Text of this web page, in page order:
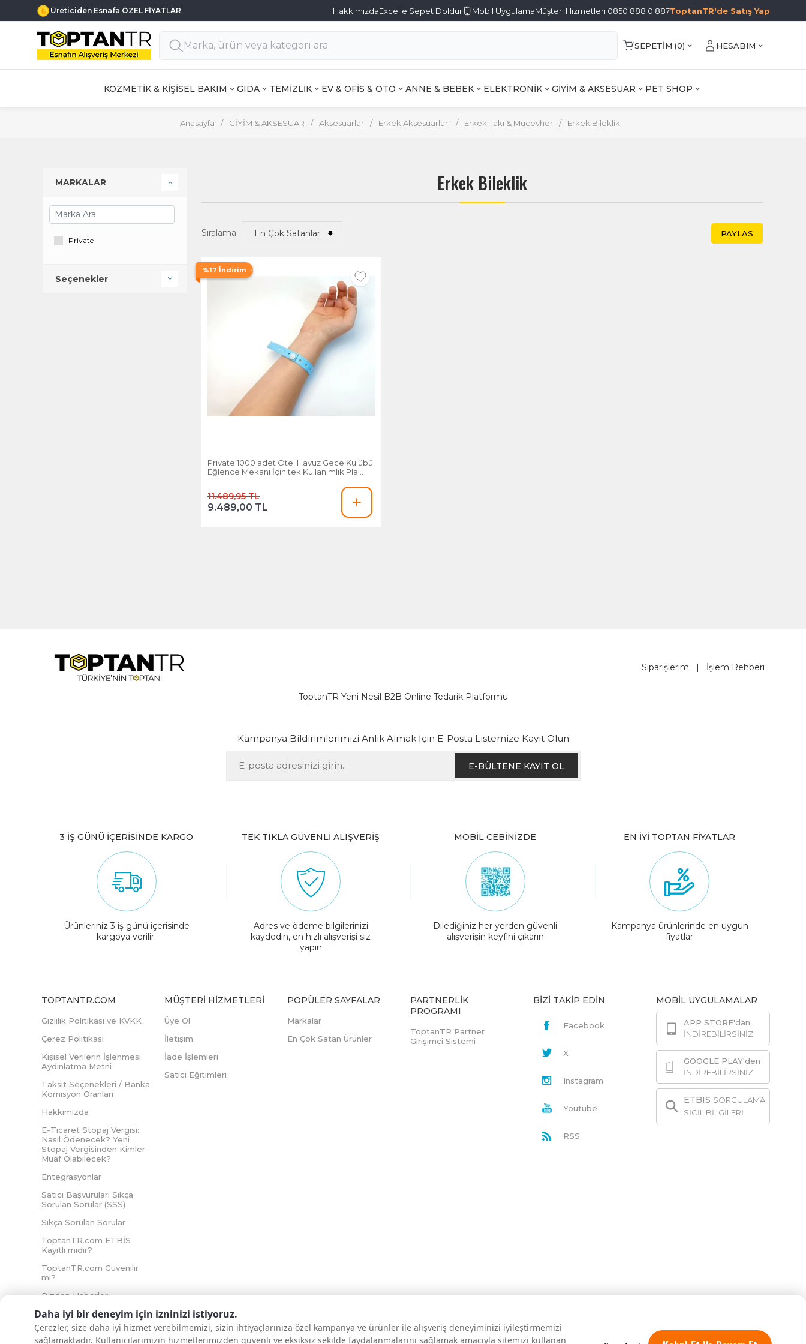
Daha iyi bir deneyim için izninizi istiyoruz.
Çerezler, size daha iyi hizmet verebilmemizi, sizin ihtiyaçlarınıza özel kampanya ve ürünler ile alışveriş deneyiminizi iyileştirmemizi
sağlamaktadır. Kullanıcılarımızın hizmetlerimizden güvenli ve eksiksiz şekilde faydalanmalarını sağlamak amacıyla sitemizi kullanan
Üreticiden Esnafa ÖZEL FİYATLAR HakkımızdaExcelle Sepet Doldur Mobil UygulamaMüşteri Hizmetleri 0850 888 0 887ToptanTR'de Satış Yap
SEPETIM (0) HESABIM
KOZMETİK & KİŞİSEL BAKIM GIDA TEMİZLİK EV & OFİS & OTO ANNE & BEBEK ELEKTRONİK GİYİM & AKSESUAR PET SHOP
Anasayfa / GİYİM & AKSESUAR / Aksesuarlar / Erkek Aksesuarları / Erkek Takı & Mücevher / Erkek Bileklik
Erkek Bileklik
Sıralama PAYLAS
%17 İndirim
Private 1000 adet Otel Havuz Gece Kulübü
Eğlence Mekanı İçin tek Kullanımlık Plastik
11.489,95 TL
9.489,00 TL
MARKALAR
Private
Seçenekler
Siparişlerim | İşlem Rehberi
ToptanTR Yeni Nesil B2B Online Tedarik Platformu
Kampanya Bildirimlerimizi Anlık Almak İçin E-Posta Listemize Kayıt Olun
E-BÜLTENE KAYIT OL
3 İŞ GÜNÜ İÇERİSİNDE KARGO
Ürünleriniz 3 iş günü içerisinde
kargoya verilir.
TEK TIKLA GÜVENLİ ALIŞVERİŞ
Adres ve ödeme bilgilerinizi
kaydedin, en hızlı alışverişi siz
yapın
MOBİL CEBİNİZDE
Dilediğiniz her yerden güvenli
alışverişin keyfini çıkarın
EN İYİ TOPTAN FİYATLAR
Kampanya ürünlerinde en uygun
fiyatlar
TOPTANTR.COM
Gizlilik Politikası ve KVKK
Çerez Politikası
Kişisel Verilerin İşlenmesi
Aydınlatma Metni
Taksit Seçenekleri / Banka
Komisyon Oranları
Hakkımızda
E-Ticaret Stopaj Vergisi:
Nasıl Ödenecek? Yeni
Stopaj Vergisinden Kimler
Muaf Olabilecek?
Entegrasyonlar
Satıcı Başvuruları Sıkça
Sorulan Sorular (SSS)
Sıkça Sorulan Sorular
ToptanTR.com ETBİS
Kayıtlı mıdır?
ToptanTR.com Güvenilir
mi?
Bizden Haberler
MÜŞTERI HIZMETLERI
Üye Ol
İletişim
İade İşlemleri
Satıcı Eğitimleri
POPÜLER SAYFALAR
Markalar
En Çok Satan Ürünler
PARTNERLIK
PROGRAMI
ToptanTR Partner
Girişimci Sistemi
BİZİ TAKİP EDİN
Facebook
X
Instagram
Youtube
RSS
MOBİL UYGULAMALAR
APP STORE'dan
İNDİREBİLİRSİNİZ
GOOGLE PLAY'den
İNDİREBİLİRSİNİZ
ETBIS SORGULAMA
SİCİL BİLGİLERİ